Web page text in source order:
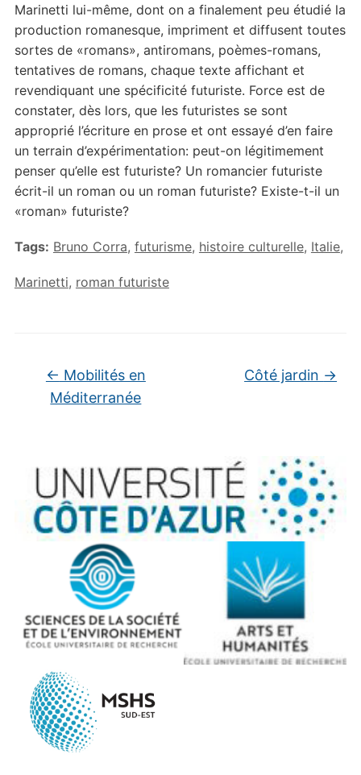
Marinetti lui-même, dont on a finalement peu étudié la
production romanesque, impriment et diffusent toutes
sortes de «romans», antiromans, poèmes-romans,
tentatives de romans, chaque texte affichant et
revendiquant une spécificité futuriste. Force est de
constater, dès lors, que les futuristes se sont
approprié l’écriture en prose et ont essayé d’en faire
un terrain d’expérimentation: peut-on légitimement
penser qu’elle est futuriste? Un romancier futuriste
écrit-il un roman ou un roman futuriste? Existe-t-il un
«roman» futuriste?
Tags: Bruno Corra, futurisme, histoire culturelle, Italie,
Marinetti, roman futuriste
← Mobilités en
Méditerranée
Côté jardin →